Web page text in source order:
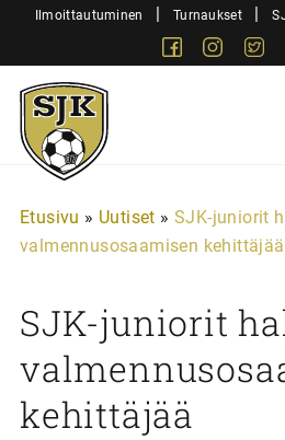
SiirryIlmoittautuminen | Turnaukset |
Facebook
Sjk-
Juniorit
Etusivu » Uutiset » SJK-juniorit
valmennusosaamisen kehittäjää
SJK-juniorit
kehittäjää